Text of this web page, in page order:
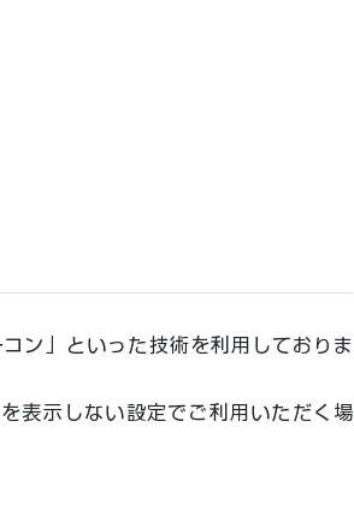
ン」といった技術を利用しておりま
表示しない設定でご利用いただく場